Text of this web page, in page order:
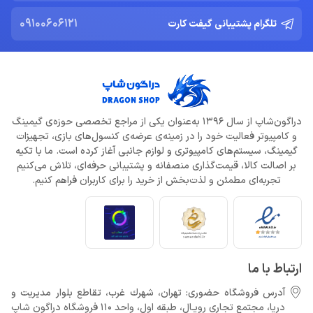
ادلر: The Outer Worlds 2 تجربه‌ای تازه و کمتر کمدی خواهد بود
افزایش قیمت بازی‌ها؛ آیا Xbox بازیکنان را به Game Pass سوق
می‌دهد؟
خرداد 22, 1404
خرداد 22, 1404
تلگرام پشتیبانی گیفت کارت 09100606121
دراگون‌شاپ از سال 1396 به‌عنوان یکی از مراجع تخصصی حوزه‌ی گیمینگ
و کامپیوتر فعالیت خود را در زمینه‌ی عرضه‌ی کنسول‌های بازی، تجهیزات
گیمینگ، سیستم‌های کامپیوتری و لوازم جانبی آغاز کرده است. ما با تکیه
بر اصالت کالا، قیمت‌گذاری منصفانه و پشتیبانی حرفه‌ای، تلاش می‌کنیم
تجربه‌ای مطمئن و لذت‌بخش از خرید را برای کاربران فراهم کنیم.
ارتباط با ما
آدرس فروشگاه حضوری: تهران، شهرك غرب، تقاطع بلوار مدیریت و
دريا، مجتمع تجارى رويـال، طبقه اول، واحد 110 فروشگاه دراگون شاپ